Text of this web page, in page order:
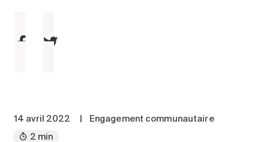
Nos résidences
14 avril 2022
Engagement communautaire
2 min